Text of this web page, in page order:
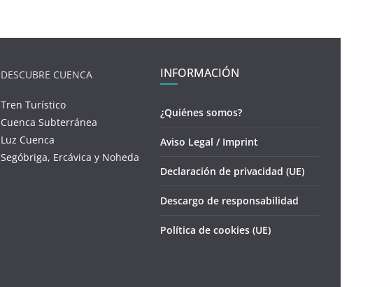
DESCUBRE CUENCA
Tren Turístico
Cuenca Subterránea
Luz Cuenca
Segóbriga, Ercávica y Noheda
INFORMACIÓN
¿Quiénes somos?
Aviso Legal / Imprint
Declaración de privacidad (UE)
Descargo de responsabilidad
Política de cookies (UE)